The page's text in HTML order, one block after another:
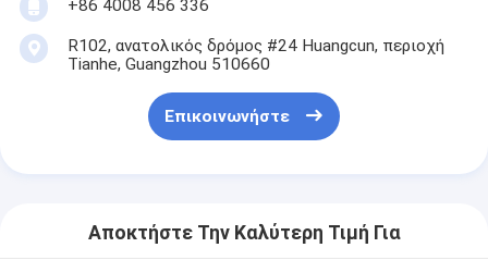
+86 4008 456 336
R102, ανατολικός δρόμος #24 Huangcun, περιοχή
Tianhe, Guangzhou 510660
Επικοινωνήστε
Αποκτήστε Την Καλύτερη Τιμή Για